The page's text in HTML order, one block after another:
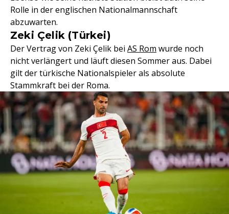
Rolle in der englischen Nationalmannschaft
abzuwarten.
Zeki Çelik (Türkei)
Der Vertrag von Zeki Çelik bei AS Rom wurde noch
nicht verlängert und läuft diesen Sommer aus. Dabei
gilt der türkische Nationalspieler als absolute
Stammkraft bei der Roma.